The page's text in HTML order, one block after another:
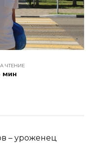
ЧТЕНИЕ
мин
– уроженец